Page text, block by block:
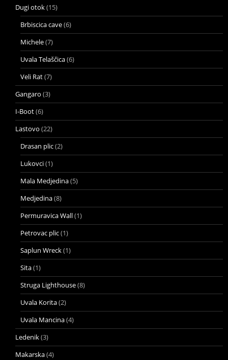
Dugi otok(15)
Brbiscica cave(6)
Michele(7)
Uvala Telaščica(6)
Veli Rat(7)
Gangaro (3)
I-Boot(6)
Lastovo (22)
Drasan plic(2)
Lukovci(1)
Mala Medjedina(5)
Medjedina(8)
Permuravica Wall(1)
Petrovac plic(1)
Saplun Wreck(1)
Sita(1)
Struga Lighthouse(8)
Uvala Korita(2)
Uvala Mancina(4)
Ledenik(3)
Makarska(4)